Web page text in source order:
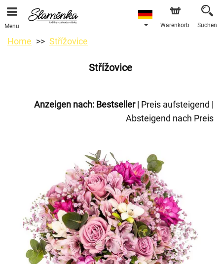
Menu Warenkorb Suchen
Home Střížovice
Střížovice
Anzeigen nach: Bestseller| Preis aufsteigend |
Absteigend nach Preis